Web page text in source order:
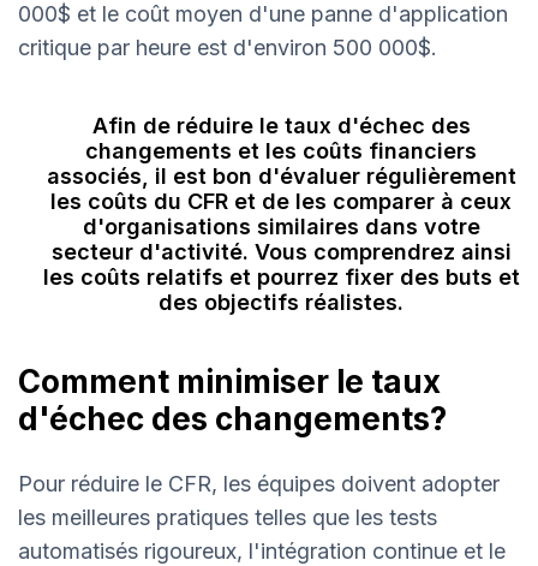
000$ et le coût moyen d'une panne d'application
critique par heure est d'environ 500 000$.
Afin de réduire le taux d'échec des
changements et les coûts financiers
associés, il est bon d'évaluer régulièrement
les coûts du CFR et de les comparer à ceux
d'organisations similaires dans votre
secteur d'activité. Vous comprendrez ainsi
les coûts relatifs et pourrez fixer des buts et
des objectifs réalistes.
Comment minimiser le taux
d'échec des changements?
Pour réduire le CFR, les équipes doivent adopter
les meilleures pratiques telles que les tests
automatisés rigoureux, l'intégration continue et le